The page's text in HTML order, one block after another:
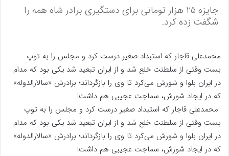
جایزه 25 هزار تومانی برای دستگیری برادر شاه همه را
شگفت زده کرد.
محمدعلی قاجار که استبداد صغیر درست کرد و مجلس را به توپ
بست وقتی از سلطنت خلع شد و از ایران تبعید شد یکی بود که مدام
در ایران بلوا و شورش می‌کرد تا وی را بازگرداند؛ برادرش «سالارالدوله»
که در ایجاد شورش، سماجت عجیبی هم داشت!
محمدعلی قاجار که استبداد صغیر درست کرد و مجلس را به توپ
بست وقتی از سلطنت خلع شد و از ایران تبعید شد یکی بود که مدام
در ایران بلوا و شورش می‌کرد تا وی را بازگرداند؛ برادرش «سالارالدوله»
که در ایجاد شورش، سماجت عجیبی هم داشت!